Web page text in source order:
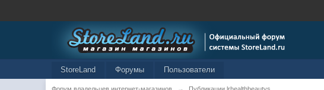
StoreLand Форумы Пользователи